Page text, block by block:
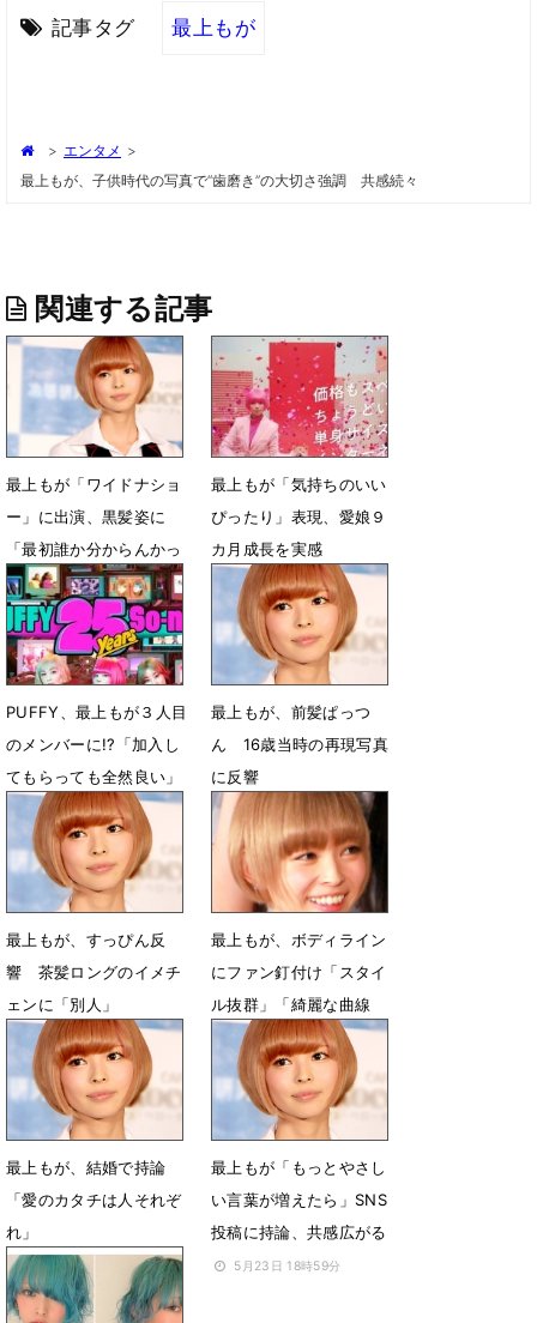
記事タグ 最上もが
> エンタメ >
最上もが、子供時代の写真で“歯磨き”の大切さ強調 共感続々
関連する記事
最上もが「ワイドナショ
ー」に出演、黒髪姿に
「最初誰か分からんかっ
た」「可愛さ倍増しと
る」
1月28日 11時09分
最上もが「気持ちのいい
ぴったり」表現、愛娘９
カ月成長を実感
3月1日 09時57分
PUFFY、最上もが３人目
のメンバーに!?「加入し
てもらっても全然良い」
2月9日 20時54分
最上もが、前髪ぱっつ
ん 16歳当時の再現写真
に反響
8月17日 08時35分
最上もが、すっぴん反
響 茶髪ロングのイメチ
ェンに「別人」
8月12日 07時43分
最上もが、ボディライン
にファン釘付け「スタイ
ル抜群」「綺麗な曲線
美」
6月13日 10時31分
最上もが、結婚で持論
「愛のカタチは人それぞ
れ」
6月11日 21時42分
最上もが「もっとやさし
い言葉が増えたら」SNS
投稿に持論、共感広がる
5月23日 18時59分